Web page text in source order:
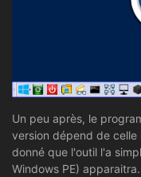
Un peu après, le
version dépend de
donné que l'outil l'a
Windows PE) apparaitra.